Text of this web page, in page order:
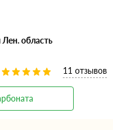
область
11 отзывов